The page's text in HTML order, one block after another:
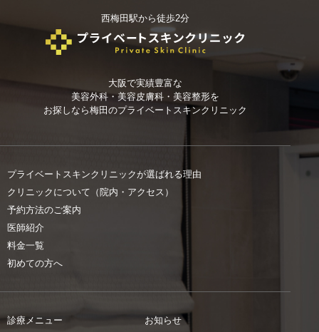
西梅田駅から徒歩2分
大阪で実績豊富な
美容外科・美容皮膚科・美容整形を
お探しなら梅田のプライベートスキンクリニック
プライベートスキンクリニックが選ばれる理由
クリニックについて（院内・アクセス）
予約方法のご案内
医師紹介
料金一覧
初めての方へ
診療メニュー
お知らせ